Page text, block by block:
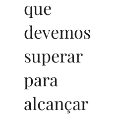
que
devemos
superar
para
alcançar